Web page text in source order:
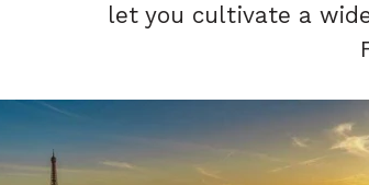
let you cultivate a